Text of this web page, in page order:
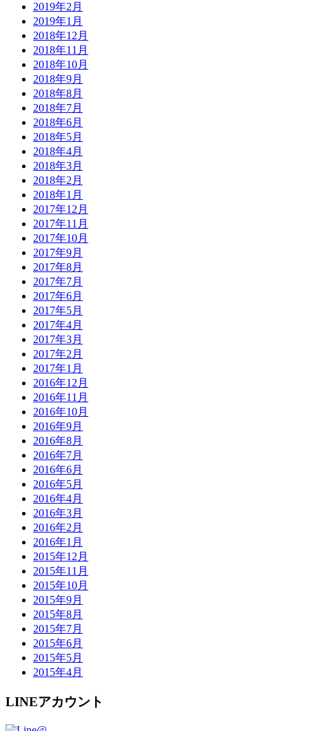
2019年2月
2019年1月
2018年12月
2018年11月
2018年10月
2018年9月
2018年8月
2018年7月
2018年6月
2018年5月
2018年4月
2018年3月
2018年2月
2018年1月
2017年12月
2017年11月
2017年10月
2017年9月
2017年8月
2017年7月
2017年6月
2017年5月
2017年4月
2017年3月
2017年2月
2017年1月
2016年12月
2016年11月
2016年10月
2016年9月
2016年8月
2016年7月
2016年6月
2016年5月
2016年4月
2016年3月
2016年2月
2016年1月
2015年12月
2015年11月
2015年10月
2015年9月
2015年8月
2015年7月
2015年6月
2015年5月
2015年4月
LINEアカウント